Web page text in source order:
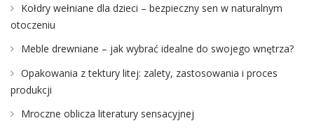
Kołdry wełniane dla dzieci – bezpieczny sen w naturalnym
otoczeniu
Meble drewniane – jak wybrać idealne do swojego wnętrza?
Opakowania z tektury litej: zalety, zastosowania i proces
produkcji
Mroczne oblicza literatury sensacyjnej